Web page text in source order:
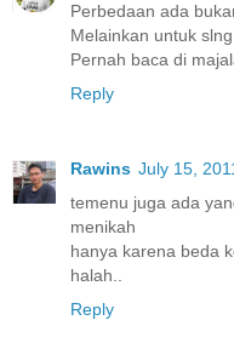
Perbedaan ada
Melainkan untuk
Pernah baca di
Reply
Rawins July 15,
temenu juga ada
menikah
hanya karena beda
halah..
Reply